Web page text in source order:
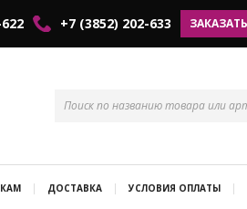
+7 (3852) 202-633
ДОСТАВКА УСЛОВИЯ ОПЛАТЫ